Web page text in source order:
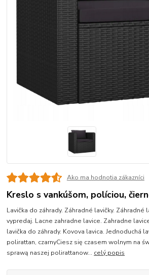
Ako ma hodnotia zákazníci
Kreslo s vankúšom, políciou,
Lavička do záhrady. Záhradné lavičky. Záhradné
vypredaj. Lacne zahradne lavice. Zahradne
lavička do záhrady. Kovova lavica. Jednoduchá
polirattan, czarnyCiesz się czasem wolnym na
sprawą naszej polirattanow... celý popis